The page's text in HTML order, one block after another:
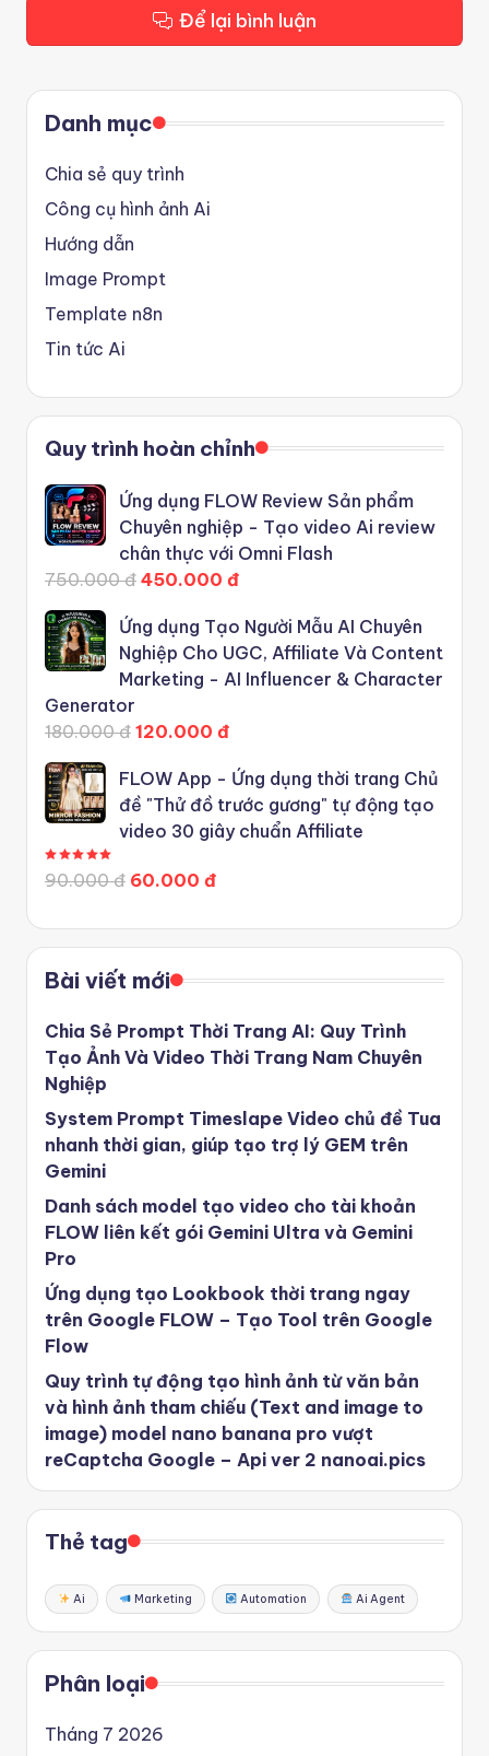
Để lại bình luận
Danh mục
Chia sẻ quy trình
Công cụ hình ảnh Ai
Hướng dẫn
Image Prompt
Template n8n
Tin tức Ai
Quy trình hoàn chỉnh
Ứng dụng FLOW Review Sản phẩm
Chuyên nghiệp - Tạo video Ai review
chân thực với Omni Flash
750.000 đ 450.000 đ
Ứng dụng Tạo Người Mẫu AI Chuyên
Nghiệp Cho UGC, Affiliate Và Content
Marketing - AI Influencer & Character
Generator
180.000 đ 120.000 đ
FLOW App - Ứng dụng thời trang Chủ
đề "Thử đồ trước gương" tự động tạo
video 30 giây chuẩn Affiliate
90.000 đ 60.000 đ
Bài viết mới
Chia Sẻ Prompt Thời Trang AI: Quy Trình
Tạo Ảnh Và Video Thời Trang Nam Chuyên
Nghiệp
System Prompt Timeslape Video chủ đề Tua
nhanh thời gian, giúp tạo trợ lý GEM trên
Gemini
Danh sách model tạo video cho tài khoản
FLOW liên kết gói Gemini Ultra và Gemini
Pro
Ứng dụng tạo Lookbook thời trang ngay
trên Google FLOW – Tạo Tool trên Google
Flow
Quy trình tự động tạo hình ảnh từ văn bản
và hình ảnh tham chiếu (Text and image to
image) model nano banana pro vượt
reCaptcha Google – Api ver 2 nanoai.pics
Thẻ tag
Ai Marketing Automation Ai Agent
Phân loại
Tháng 7 2026